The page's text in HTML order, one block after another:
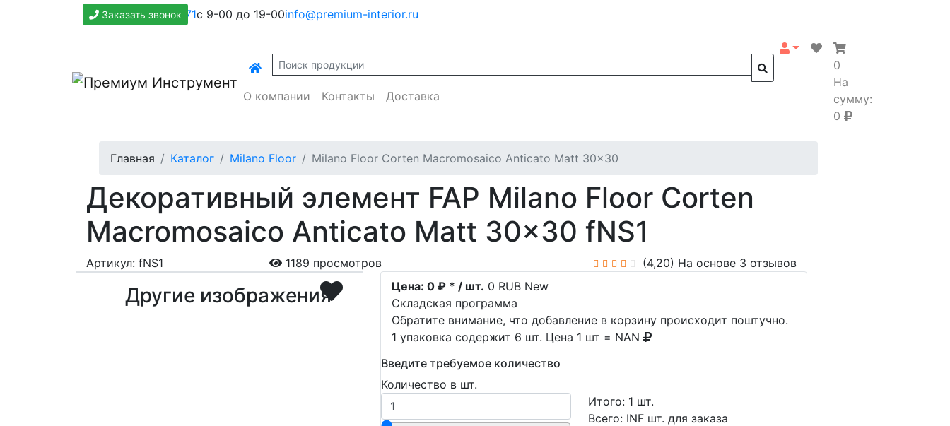
+7(800)500-1271с 9-00 до 19-00info@premium-interior.ru
Заказать звонок
О компании Контакты Доставка
0
На
сумму:
0
Главная Каталог Milano Floor Milano Floor Corten Macromosaico Anticato Matt 30x30
Декоративный элемент FAP Milano Floor Corten
Macromosaico Anticato Matt 30x30 fNS1
Артикул: fNS1 1189 просмотров (4,20) На основе 3 отзывов
Другие изображения Цена: 0 ₽ * / шт. 0 RUB New
Складская программа
Обратите внимание, что добавление в корзину происходит поштучно.
1 упаковка содержит 6 шт. Цена 1 шт = NAN
Введите требуемое количество
Количество в шт.
Итого: 1 шт.
Всего: INF шт. для заказа